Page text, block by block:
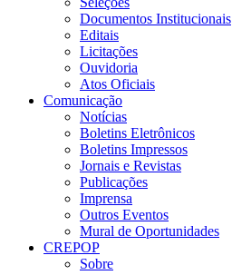
Documentos Institucionais
Editais
Licitações
Ouvidoria
Atos Oficiais
Comunicação
Notícias
Boletins Eletrônicos
Boletins Impressos
Jornais e Revistas
Publicações
Imprensa
Outros Eventos
Mural de Oportunidades
CREPOP
Sobre